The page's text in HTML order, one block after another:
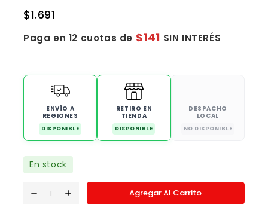
$1.691
Paga en 12 cuotas de $141 SIN INTERÉS
ENVÍO A
REGIONES
DISPONIBLE
RETIRO EN
TIENDA
DISPONIBLE
DESPACHO
LOCAL
NO DISPONIBLE
En stock
Agregar Al Carrito